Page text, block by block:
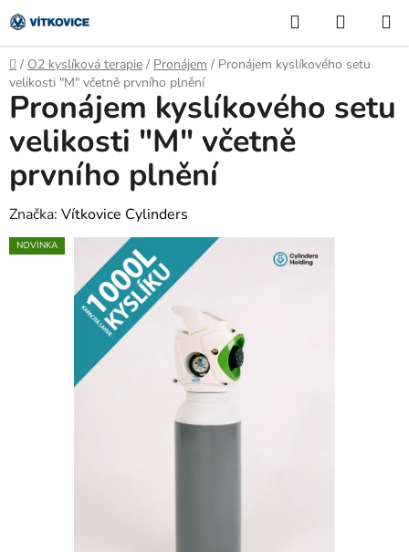
Přejít
na
obsah
Hledat
KOŠÍK
Domů
/ O2 kyslíková terapie / Pronájem / Pronájem kyslíkového setu
velikosti "M" včetně prvního plnění
Pronájem kyslíkového setu
velikosti "M" včetně
prvního plnění
Značka: Vítkovice Cylinders
NOVINKA